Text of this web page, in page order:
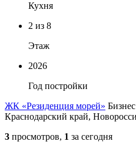
Кухня
2 из 8
Этаж
2026
Год постройки
ЖК «Резиденция морей» Бизнес
Краснодарский край,
3 просмотров, 1 за сегодня